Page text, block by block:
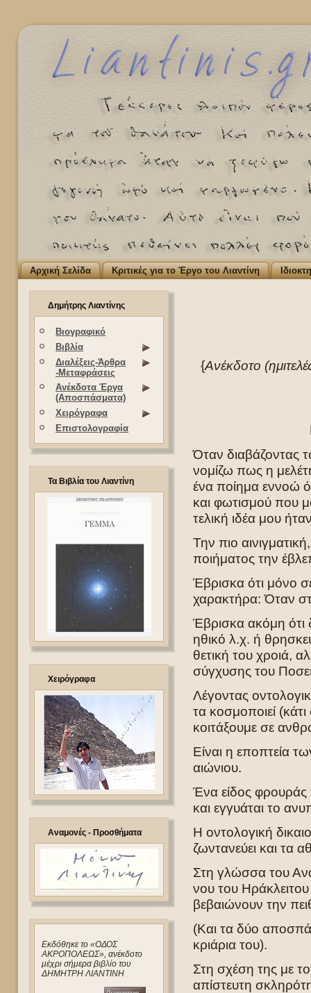
Αρχική Σελίδα Κριτικές για το Έργο του Λιαντίνη
Δημήτρης Λιαντίνης
Βιογραφικό
Βιβλία
Διαλέξεις-Άρθρα
-Μεταφράσεις
Ανέκδοτα Έργα
(Αποσπάσματα)
Χειρόγραφα
Επιστολογραφία
Τα Βιβλία του Λιαντίνη
Χειρόγραφα
Αναμονές - Προσθήματα
Eκδόθηκε το «ΟΔΟΣ
ΑΚΡΟΠΟΛΕΩΣ», ανέκδοτο
μέχρι σήμερα βιβλίο του
ΔΗΜΗΤΡΗ ΛΙΑΝΤΙΝΗ
{Ανέκδοτο
Όταν διαβάζοντας
νομίζω πως η
ένα ποίημα εννοώ
και φωτισμού που
τελική ιδέα μου
Την πιο
ποιήματος την
Έβρισκα ότι μόνο
χαρακτήρα: Όταν
Έβρισκα ακόμη ότι
ηθικό λ.χ. ή
θετική του χροιά,
σύγχυσης του
Λέγοντας
τα κοσμοποιεί
κοιτάξουμε σε
Είναι η εποπτεία
αιώνιου.
Ένα είδος φρουράς
και εγγυάται το
Η οντολογική
ζωντανεύει και τα
Στη γλώσσα του
νου του
βεβαιώνουν την
(Και τα δύο
κριάρια του).
Στη σχέση της με
απίστευτη